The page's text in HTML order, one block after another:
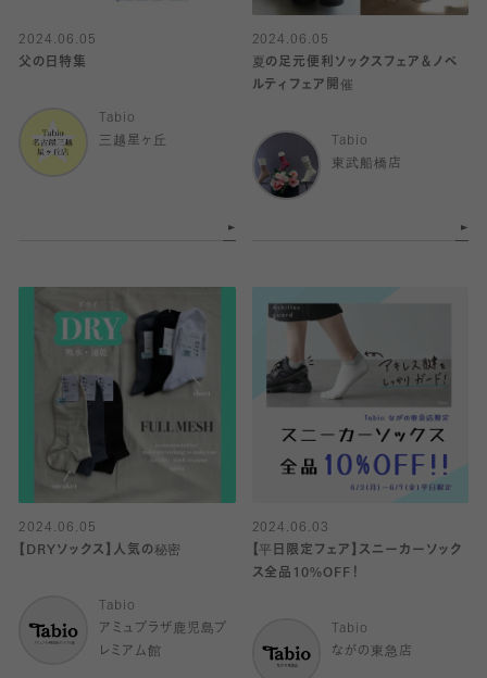
2024.06.05
父の日特集
Tabio
三越星ヶ丘
2024.06.05
夏の足元便利ソックスフェア＆ノベ
ルティフェア開催
Tabio
東武船橋店
2024.06.05
【DRYソックス】人気の秘密
Tabio
アミュプラザ鹿児島プ
レミアム館
2024.06.03
【平日限定フェア】スニーカーソック
ス全品10%OFF！
Tabio
ながの東急店